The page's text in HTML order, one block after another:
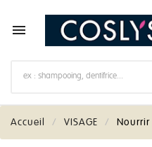

Accueil VISAGE